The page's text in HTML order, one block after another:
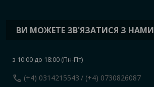
ВИ МОЖЕТЕ ЗВ'ЯЗАТИСЯ З НАМИ
з 10:00 до 18:00 (Пн-Пт)
call (+4) 0314215543 / (+4) 0730826087